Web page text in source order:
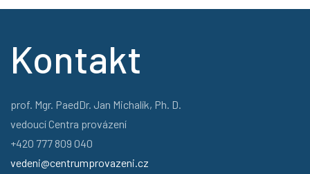
Kontakt
prof. Mgr. PaedDr. Jan Michalík, Ph. D.
vedoucí Centra provázení
+420 777 809 040
vedeni@centrumprovazeni.cz